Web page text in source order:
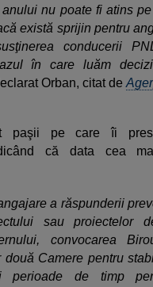
nu poate fi atins
există sprijin pentru
conducerii
în care luăm
Orban, citat de
paşii pe care îi
că data cea
a răspunderii
sau proiectelor
convocarea
Camere pentru
perioade de timp